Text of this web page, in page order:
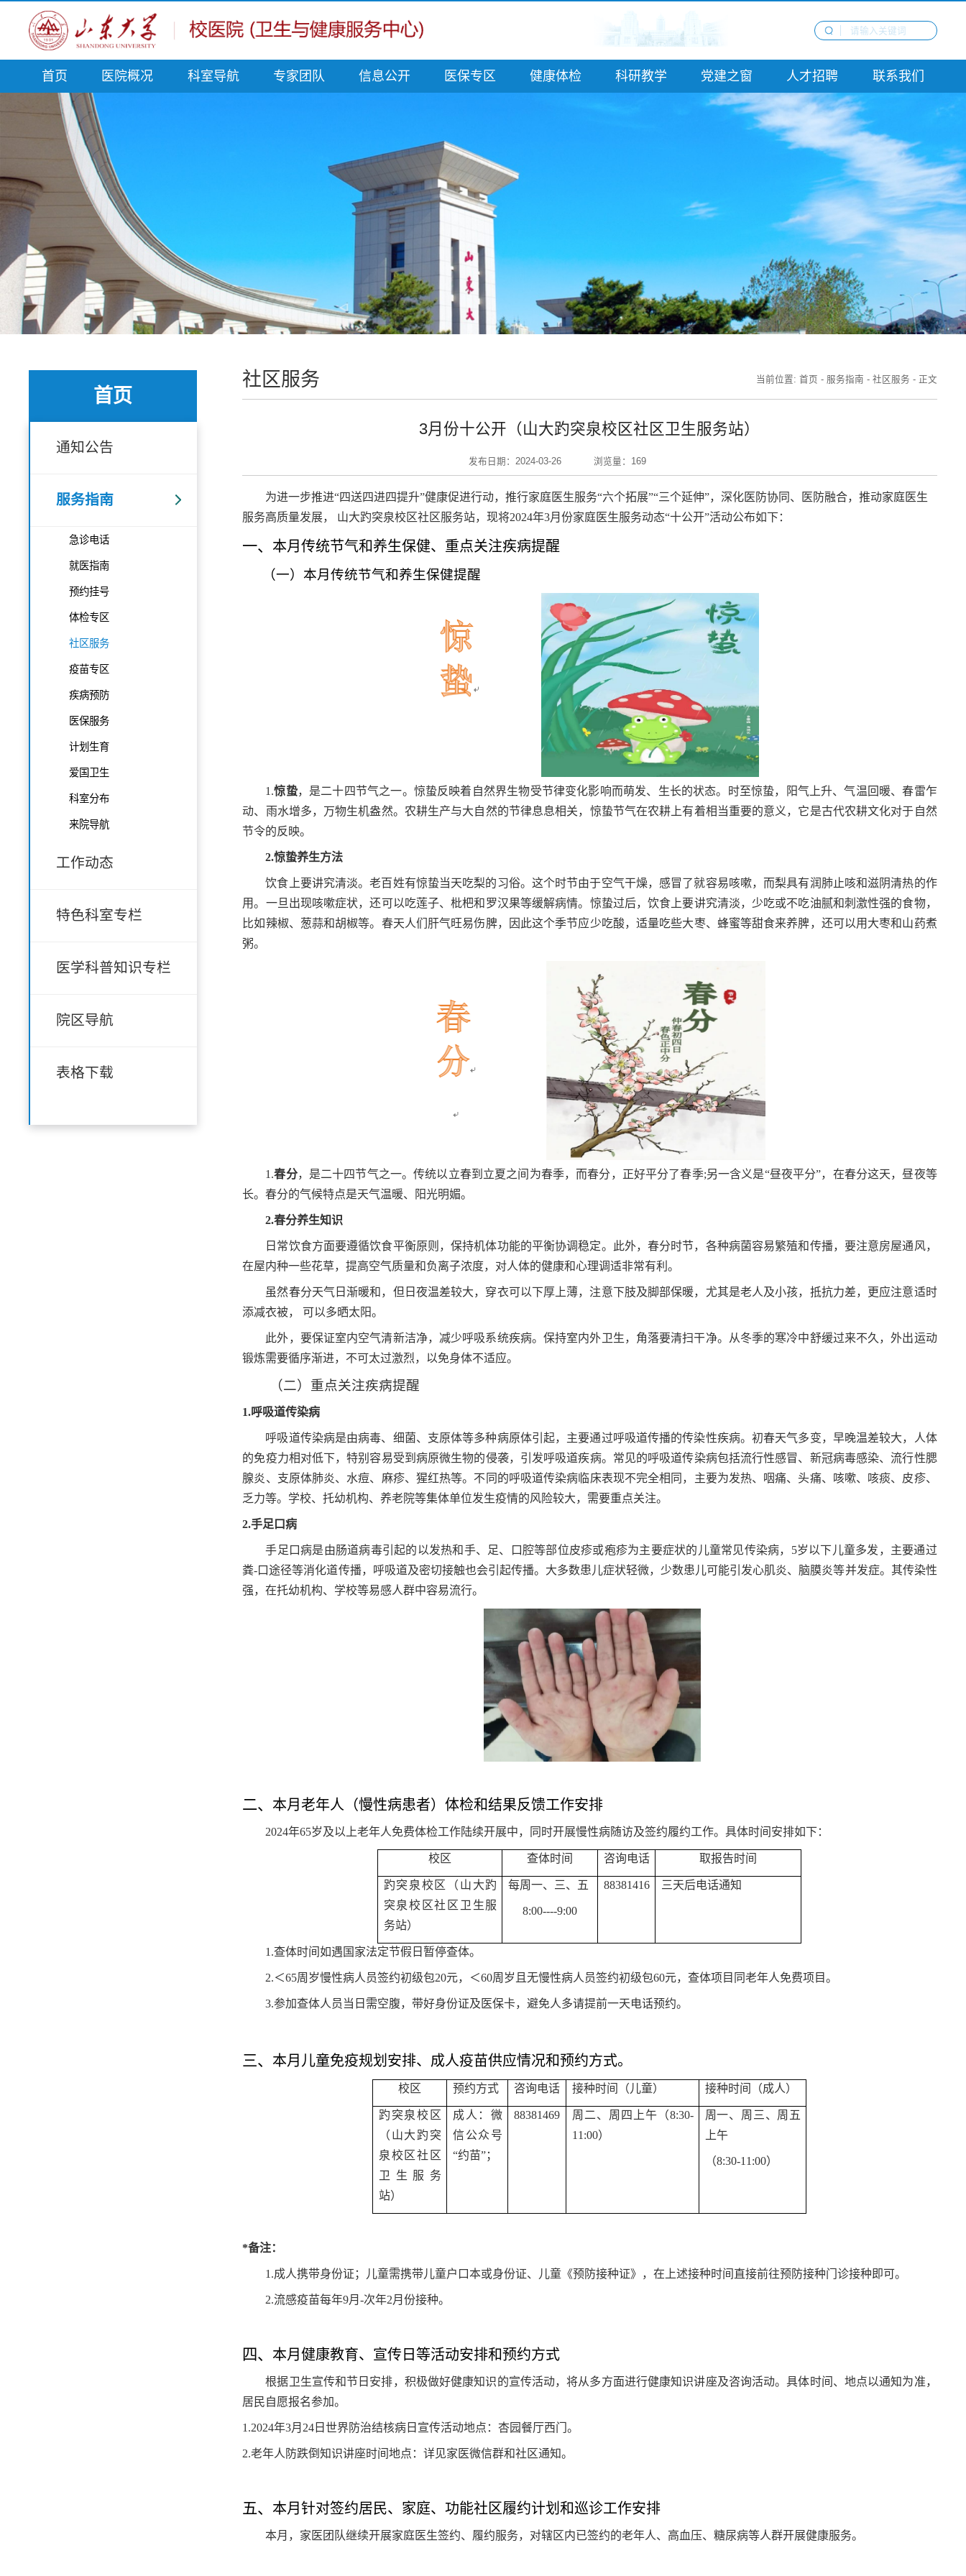
首页 医院概况 科室导航 专家团队 信息公开 医保专区 健康体检 科研教学 党建之窗 人才招聘 联系我们
首页
通知公告
服务指南
急诊电话
就医指南
预约挂号
体检专区
社区服务
疫苗专区
疾病预防
医保服务
计划生育
爱国卫生
科室分布
来院导航
工作动态
特色科室专栏
医学科普知识专栏
院区导航
表格下载
社区服务 当前位置: 首页 - 服务指南 - 社区服务 - 正文
3月份十公开（山大趵突泉校区社区卫生服务站）
发布日期：2024-03-26 浏览量： 169
为进一步推进“四送四进四提升”健康促进行动，推行家庭医生服务“六个拓展”“三个延伸”，深化医防协同、医防融合，推动家庭医生
服务高质量发展， 山大趵突泉校区社区服务站，现将2024年3月份家庭医生服务动态“十公开”活动公布如下：
一、 本月传统节气和养生保健、重点关注疾病提醒
（一）本月传统节气和养生保健提醒
1.惊蛰，是二十四节气之一。惊蛰反映着自然界生物受节律变化影响而萌发、生长的状态。时至惊蛰，阳气上升、气温回暖、春雷乍
动、雨水增多，万物生机盎然。农耕生产与大自然的节律息息相关，惊蛰节气在农耕上有着相当重要的意义，它是古代农耕文化对于自然
节令的反映。
2.惊蛰养生方法
饮食上要讲究清淡。老百姓有惊蛰当天吃梨的习俗。这个时节由于空气干燥，感冒了就容易咳嗽，而梨具有润肺止咳和滋阴清热的作
用。一旦出现咳嗽症状，还可以吃莲子、枇杷和罗汉果等缓解病情。惊蛰过后，饮食上要讲究清淡，少吃或不吃油腻和刺激性强的食物，
比如辣椒、葱蒜和胡椒等。春天人们肝气旺易伤脾，因此这个季节应少吃酸，适量吃些大枣、蜂蜜等甜食来养脾，还可以用大枣和山药煮
粥。
1.春分，是二十四节气之一。传统以立春到立夏之间为春季，而春分，正好平分了春季;另一含义是“昼夜平分”，在春分这天，昼夜等
长。春分的气候特点是天气温暖、阳光明媚。
2.春分养生知识
日常饮食方面要遵循饮食平衡原则，保持机体功能的平衡协调稳定。此外，春分时节，各种病菌容易繁殖和传播，要注意房屋通风，
在屋内种一些花草，提高空气质量和负离子浓度，对人体的健康和心理调适非常有利。
虽然春分天气日渐暖和，但日夜温差较大，穿衣可以下厚上薄，注意下肢及脚部保暖，尤其是老人及小孩，抵抗力差，更应注意适时
添减衣被， 可以多晒太阳。
此外，要保证室内空气清新洁净，减少呼吸系统疾病。保持室内外卫生，角落要清扫干净。从冬季的寒冷中舒缓过来不久，外出运动
锻炼需要循序渐进，不可太过激烈，以免身体不适应。
（二） 重点关注疾病提醒
1.呼吸道传染病
呼吸道传染病是由病毒、细菌、支原体等多种病原体引起，主要通过呼吸道传播的传染性疾病。初春天气多变，早晚温差较大，人体
的免疫力相对低下，特别容易受到病原微生物的侵袭，引发呼吸道疾病。常见的呼吸道传染病包括流行性感冒、新冠病毒感染、流行性腮
腺炎、支原体肺炎、水痘、麻疹、猩红热等。不同的呼吸道传染病临床表现不完全相同，主要为发热、咽痛、头痛、咳嗽、咳痰、皮疹、
乏力等。学校、托幼机构、养老院等集体单位发生疫情的风险较大，需要重点关注。
2.手足口病
手足口病是由肠道病毒引起的以发热和手、足、口腔等部位皮疹或疱疹为主要症状的儿童常见传染病，5岁以下儿童多发，主要通过
粪-口途径等消化道传播，呼吸道及密切接触也会引起传播。大多数患儿症状轻微，少数患儿可能引发心肌炎、脑膜炎等并发症。其传染性
强，在托幼机构、学校等易感人群中容易流行。
二、 本月老年人（慢性病患者）体检和结果反馈工作安排
2024年65岁及以上老年人免费体检工作陆续开展中，同时开展慢性病随访及签约履约工作。具体时间安排如下：
校区 查体时间 咨询电话 取报告时间
趵突泉校区 （ 山大趵
突泉校区社区卫生服
务站）
每周一、三、五
8:00----9:00
88381416 三天后电话通知
1.查体时间如遇国家法定节假日暂停查体。
2.＜65周岁慢性病人员签约初级包20元，＜60周岁且无慢性病人员签约初级包60元，查体项目同老年人免费项目。
3.参加查体人员当日需空腹，带好身份证及医保卡，避免人多请提前一天电话预约。
三、 本月儿童免疫规划安排、成人疫苗供应情况和预约方式。
校区 预约方式 咨询电话 接种时间（儿童） 接种时间（成人）
趵突泉校区
（ 山大趵突
泉校区社区
卫生服务
站）
成人：微
信公众号
“约苗”；
88381469
周二、周四上午（8:30-
11:00）
周一、周三、周五
上午
（8:30-11:00）
*备注：
1.成人携带身份证；儿童需携带儿童户口本或身份证、儿童《预防接种证》，在上述接种时间直接前往预防接种门诊接种即可。
2.流感疫苗每年9月-次年2月份接种。
四、 本月健康教育、宣传日等活动安排和预约方式
根据卫生宣传和节日安排，积极做好健康知识的宣传活动，将从多方面进行健康知识讲座及咨询活动。具体时间、地点以通知为准，
居民自愿报名参加。
1.2024年3月24日世界防治结核病日宣传活动地点：杏园餐厅西门。
2.老年人防跌倒知识讲座时间地点：详见家医微信群和社区通知。
五、 本月针对签约居民、家庭、功能社区履约计划和巡诊工作安排
本月，家医团队继续开展家庭医生签约、履约服务，对辖区内已签约的老年人、高血压、糖尿病等人群开展健康服务。